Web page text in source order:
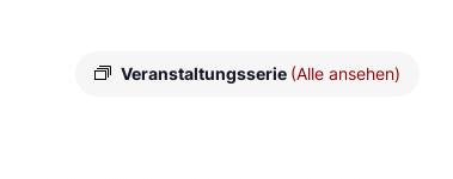
Veranstaltungsserie (Alle ansehen)